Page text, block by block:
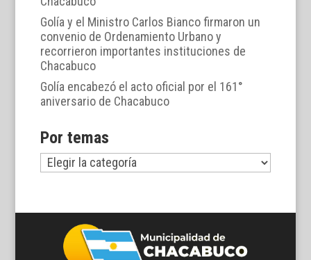
Golía y el Ministro Carlos Bianco firmaron un
convenio de Ordenamiento Urbano y
recorrieron importantes instituciones de
Chacabuco
Golía encabezó el acto oficial por el 161°
aniversario de Chacabuco
Por temas
Por
temas